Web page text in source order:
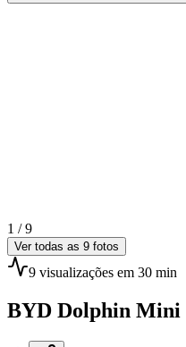
1 /9
Ver todas as 9 fotos
9 visualizações em 30 min
BYD Dolphin Mini